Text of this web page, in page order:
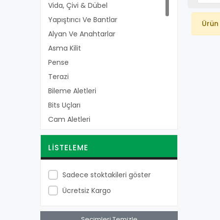
Vida, Çivi & Dübel
Yapıştırıcı Ve Bantlar
Alyan Ve Anahtarlar
Asma Kilit
Pense
Terazi
Bileme Aletleri
Bits Uçları
Cam Aletleri
Civatalar
Fayans, Sıva Ve Seramik Ürünleri
Flux, Özel Su Ve Alkoller
Fırçalar
Gider Açıcılar
LISTELEME
Sadece stoktakileri göster
Ücretsiz Kargo